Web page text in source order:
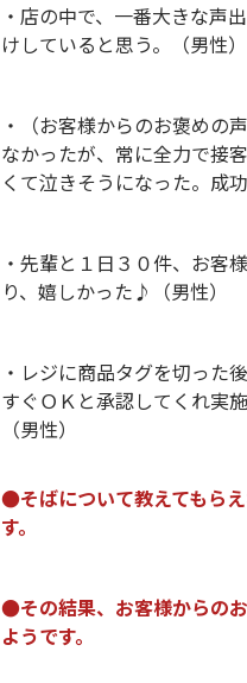
・店の中で、一番大きな声
けしていると思う。（男性）
・（お客様からのお褒めの
なかったが、常に全力で接
くて泣きそうになった。成
・先輩と１日３０件、お客
り、嬉しかった♪（男性）
・レジに商品タグを切った
すぐＯＫと承認してくれ実
（男性）
●そばについて教えてもら
す。
●その結果、お客様からの
ようです。